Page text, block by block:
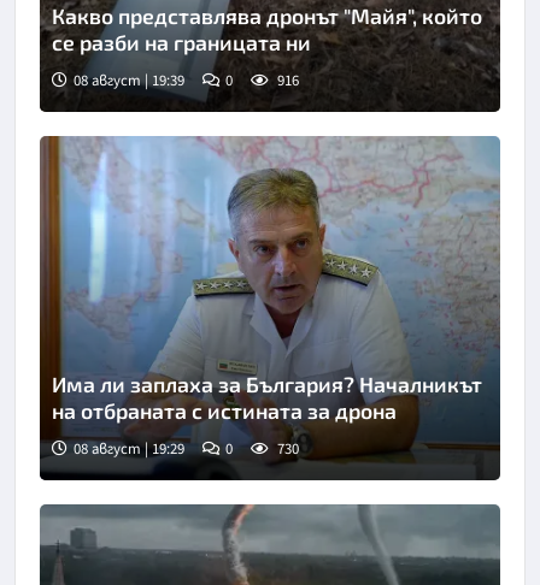
Какво представлява дронът "Майя", който
се разби на границата ни
08 август | 19:39 0 916
Има ли заплаха за България? Началникът
на отбраната с истината за дрона
08 август | 19:29 0 730